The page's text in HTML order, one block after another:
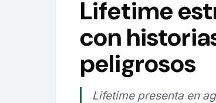
Lifetime
con
peligrosos
Lifetime presenta en